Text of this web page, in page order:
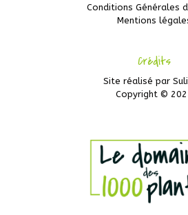
Conditions Générales
Mentions
Crédits
Site réalisé par
Copyright ©